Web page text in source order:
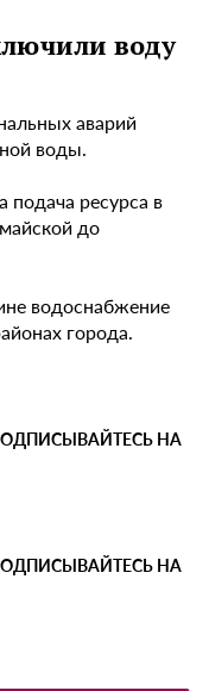
воду
аварий
воды.
подача ресурса в
до
водоснабжение
города.
НА
НА